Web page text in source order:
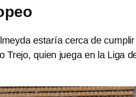
estaría cerca de cumplir
Trejo, quien juega en la Liga